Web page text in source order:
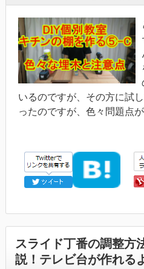
いるのですが、その方に試
ったのですが、色々問題点
スライド丁番の調整方
説！テレビ台が作れる